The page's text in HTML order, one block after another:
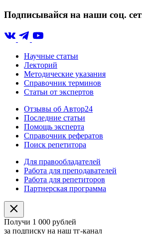
Подписывайся на наши соц.
Научные статьи
Лекторий
Методические указания
Справочник терминов
Статьи от экспертов
Отзывы об Автор24
Последние статьи
Помощь эксперта
Справочник рефератов
Поиск репетитора
Для правообладателей
Работа для преподавателей
Работа для репетиторов
Партнерская программа
Получи 1 000 рублей
за подписку на наш тг-канал